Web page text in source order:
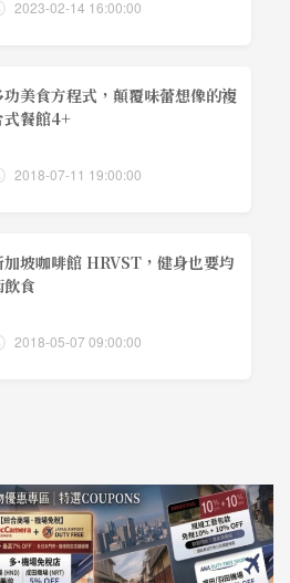
2023-02-14 16:00:00
功美食方程式，顛覆味蕾想像的複
式餐館4+
2018-07-11 19:00:00
加坡咖啡館 HRVST，健身也要均
飲食
2018-05-07 09:00:00